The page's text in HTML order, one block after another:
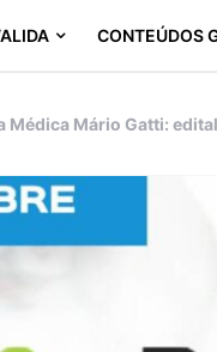
CONTEÚDOS
Médica Mário Gatti: